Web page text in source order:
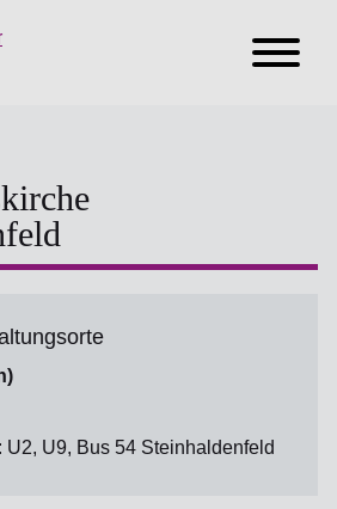
U9, Bus 54 Steinhaldenfeld